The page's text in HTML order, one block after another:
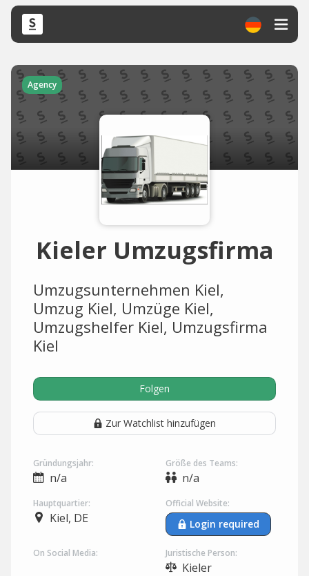
Agency
Kieler Umzugsfirma
Umzugsunternehmen Kiel,
Umzug Kiel, Umzüge Kiel,
Umzugshelfer Kiel, Umzugsfirma
Kiel
Folgen
Zur Watchlist hinzufügen
Gründungsjahr:
n/a
Größe des Teams:
n/a
Hauptquartier:
Kiel, DE
Official Website:
Login required
On Social Media: Juristische Person:
Kieler